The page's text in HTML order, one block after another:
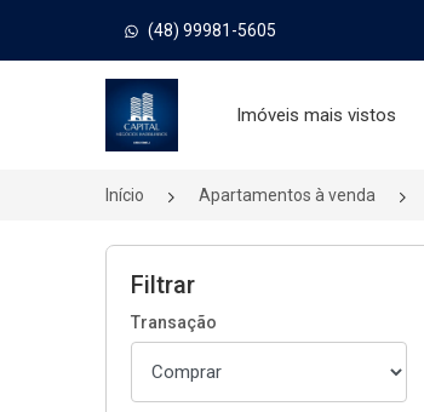
(48) 99981-5605
Página inicial
Imóveis mais vistos
Início Apartamentos à venda
Filtrar
Transação